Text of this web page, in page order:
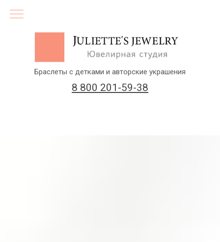
8 800 201-59-38
Браслеты с детками и авторские украшения